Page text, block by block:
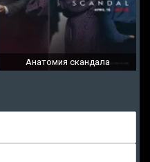
Анатомия скандала